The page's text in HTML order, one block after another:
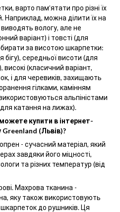
варто пам’ятати про різні їх
Наприклад, можна ділити їх на
вологу, але не
варіант) і товсті (для
за висотою шкарпетки:
бігу), середньої висоти (для
високі (класичний варіант,
і для черевиків, захищають
гілками, камінням
альпіністами
катання на лижах).
купити в інтернет-
(Львів)?
- сучасний матеріал, який
завдяки його міцності,
та різних температур (від
Махрова тканина -
яку також використовують
до рушників. Ця